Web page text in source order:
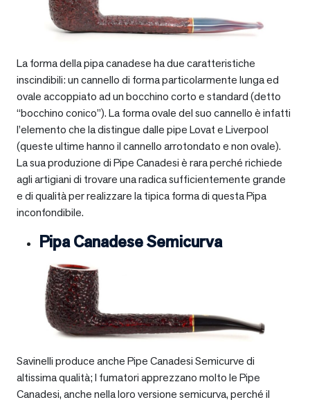
La forma della pipa canadese ha due caratteristiche
inscindibili: un cannello di forma particolarmente lunga ed
ovale accoppiato ad un bocchino corto e standard (detto
“bocchino conico”). La forma ovale del suo cannello è infatti
l’elemento che la distingue dalle pipe Lovat e Liverpool
(queste ultime hanno il cannello arrotondato e non ovale).
La sua produzione di Pipe Canadesi è rara perché richiede
agli artigiani di trovare una radica sufficientemente grande
e di qualità per realizzare la tipica forma di questa Pipa
inconfondibile.
Pipa Canadese Semicurva
Savinelli produce anche Pipe Canadesi Semicurve di
altissima qualità; I fumatori apprezzano molto le Pipe
Canadesi, anche nella loro versione semicurva, perché il